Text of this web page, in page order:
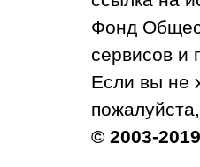
Фонд
сервисов и
Если вы не
© 2003-